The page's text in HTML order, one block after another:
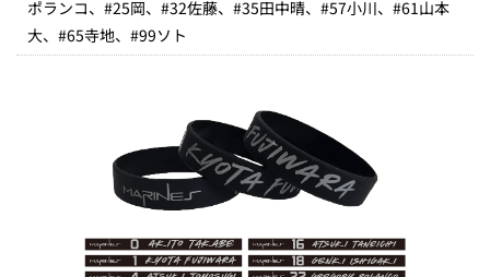
ポランコ、#25岡、#32佐藤、#35田中晴、#57小川、#61山本
大、#65寺地、#99ソト